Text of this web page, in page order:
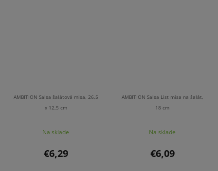
AMBITION Salsa šalátová misa, 26,5
x 12,5 cm
Na sklade
€6,29
AMBITION Salsa List misa na šalát,
18 cm
Na sklade
€6,09